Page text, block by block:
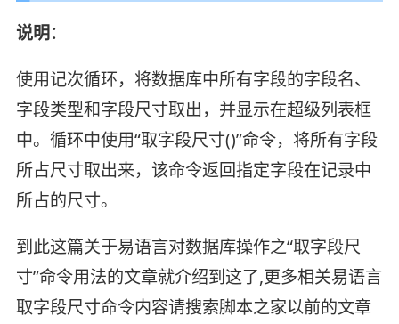
说明：
使用记次循环，将数据库中所有字段的字段名、
字段类型和字段尺寸取出，并显示在超级列表框
中。循环中使用“取字段尺寸()”命令，将所有字段
所占尺寸取出来，该命令返回指定字段在记录中
所占的尺寸。
到此这篇关于易语言对数据库操作之“取字段尺
寸”命令用法的文章就介绍到这了,更多相关易语言
取字段尺寸命令内容请搜索脚本之家以前的文章